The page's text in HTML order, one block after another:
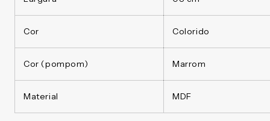
Cor Colorido
Cor (pompom) Marrom
Material MDF